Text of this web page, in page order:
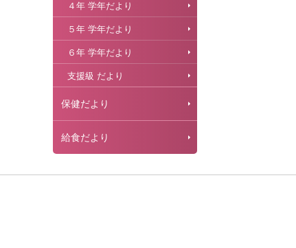
４年 学年だより
５年 学年だより
６年 学年だより
支援級 だより
保健だより
給食だより